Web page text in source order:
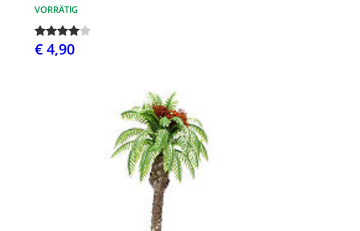
VORRÄTIG
€ 4,90